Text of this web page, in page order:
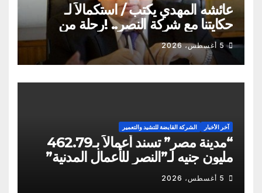
عائشه المهدي يكتب / استكمالاً لـ
حكايتنا مع شركة النصر.. !رحلة من
الشكاوى ومزيد من التعنت المستمر.. و
لجوء للقابضة إلى صدمة الكواليس!
5 أغسطس، 2026
آخر الأخبار الشركة القابضة للتشيد والتعمير
“مدينة مصر” تسند أعمالاً بـ462.79
مليون جنيه لـ”النصر للأعمال المدنية”
5 أغسطس، 2026